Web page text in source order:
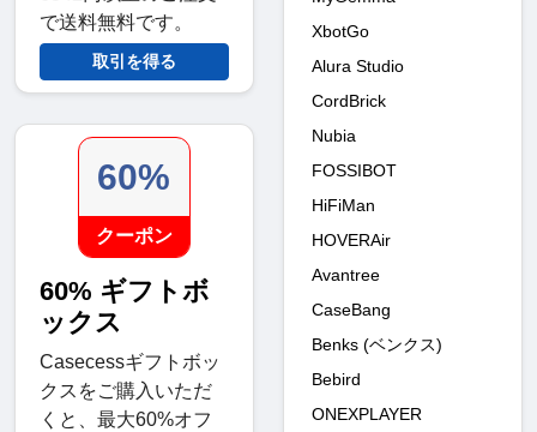
で送料無料です。
取引を得る
60%
クーポン
60% ギフトボ
ックス
Casecessギフトボッ
クスをご購入いただ
くと、最大60%オフ
XbotGo
Alura Studio
CordBrick
Nubia
FOSSIBOT
HiFiMan
HOVERAir
Avantree
CaseBang
Benks (ベンクス)
Bebird
ONEXPLAYER